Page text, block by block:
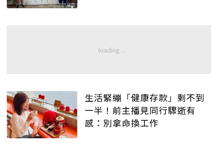
生活緊繃「健康存款」剩不到
一半！前主播見同行驟逝有
感：別拿命換工作